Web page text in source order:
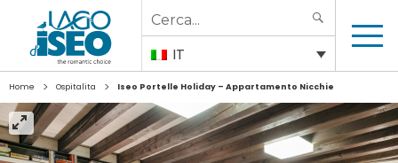
Search
for:
IT
Home > Ospitalita > Iseo Portelle Holiday – Appartamento Nicchie